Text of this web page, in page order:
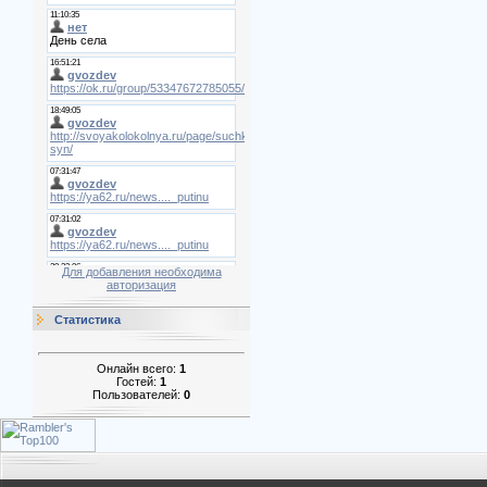
Для добавления необходима
авторизация
Статистика
Онлайн всего: 1
Гостей: 1
Пользователей: 0